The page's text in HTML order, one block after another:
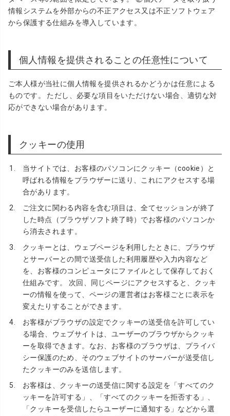
情報システムを外部からの不正アクセス又は不正ソフトウェア
から保護する仕組みを導入しています。
個人情報を提供されることの任意性について
ご本人様が当社に個人情報を提供されるかどうかは任意による
ものです。 ただし、必要な項目をいただけない場合、適切な対
応ができない場合があります。
クッキーの使用
当サイトでは、お客様のパソコンにクッキー（cookie）と
呼ばれる情報をブラウザーに送り、これにアクセスする場
合があります。
ご注文に関わる内容を含む項目は、全てセッションが終了
した時点（ブラウザソフト終了時）でお客様のパソコンか
ら消去されます。
クッキーとは、ウェブページを利用したときに、ブラウザ
とサーバーとの間で送受信した利用履歴や入力内容など
を、お客様のコンピュータにファイルとして保存しておく
仕組みです。 次回、同じページにアクセスすると、クッキ
ーの情報を使って、ページの運営者はお客様ごとに表示を
変えたりすることができます。
お客様がブラウザの設定でクッキーの送受信を許可してい
る場合、ウェブサイトは、ユーザーのブラウザからクッキ
ーを取得できます。なお、お客様のブラウザは、プライバ
シー保護のため、そのウェブサイトのサーバーが送受信し
たクッキーのみを送信します。
お客様は、クッキーの送受信に関する設定を「すべてのク
ッキーを許可する」、「すべてのクッキーを拒否する」、
「クッキーを受信したらユーザーに通知する」などから選